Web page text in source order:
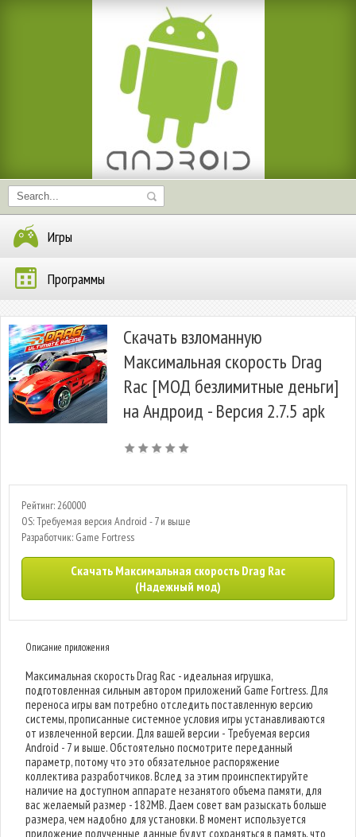
Игры
Программы
Скачать взломанную
Максимальная скорость Drag
Rac [МОД безлимитные деньги]
на Андроид - Версия 2.7.5 apk
Рейтинг: 260000
OS: Требуемая версия Android - 7 и выше
Разработчик: Game Fortress
Скачать Максимальная скорость Drag Rac
(Надежный мод)
Описание приложения
Максимальная скорость Drag Rac - идеальная игрушка,
подготовленная сильным автором приложений Game Fortress. Для
переноса игры вам потребно отследить поставленную версию
системы, прописанные системное условия игры устанавливаются
от извлеченной версии. Для вашей версии - Требуемая версия
Android - 7 и выше. Обстоятельно посмотрите переданный
параметр, потому что это обязательное распоряжение
коллектива разработчиков. Вслед за этим проинспектируйте
наличие на доступном аппарате незанятого объема памяти, для
вас желаемый размер - 182MB. Даем совет вам разыскать больше
размера, чем надобно для установки. В момент используется
приложение полученные данные будут сохраняться в память, что